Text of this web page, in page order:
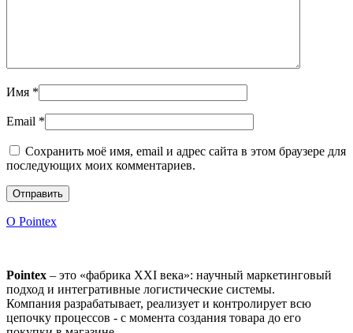
Имя *
Email *
Сохранить моё имя, email и адрес сайта в этом браузере для
последующих моих комментариев.
О Pointex
Pointex – это «фабрика XXI века»: научный маркетинговый
подход и интегративные логистические системы.
Компания разрабатывает, реализует и контролирует всю
цепочку процессов - с момента создания товара до его